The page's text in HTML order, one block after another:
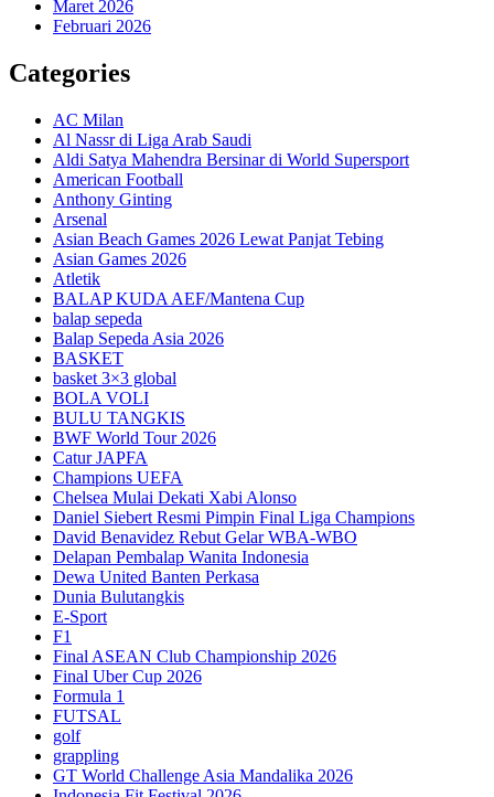
Maret 2026
Februari 2026
Categories
AC Milan
Al Nassr di Liga Arab Saudi
Aldi Satya Mahendra Bersinar di World Supersport
American Football
Anthony Ginting
Arsenal
Asian Beach Games 2026 Lewat Panjat Tebing
Asian Games 2026
Atletik
BALAP KUDA AEF/Mantena Cup
balap sepeda
Balap Sepeda Asia 2026
BASKET
basket 3×3 global
BOLA VOLI
BULU TANGKIS
BWF World Tour 2026
Catur JAPFA
Champions UEFA
Chelsea Mulai Dekati Xabi Alonso
Daniel Siebert Resmi Pimpin Final Liga Champions
David Benavidez Rebut Gelar WBA-WBO
Delapan Pembalap Wanita Indonesia
Dewa United Banten Perkasa
Dunia Bulutangkis
E-Sport
F1
Final ASEAN Club Championship 2026
Final Uber Cup 2026
Formula 1
FUTSAL
golf
grappling
GT World Challenge Asia Mandalika 2026